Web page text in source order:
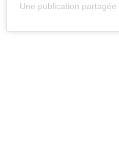
Une publication